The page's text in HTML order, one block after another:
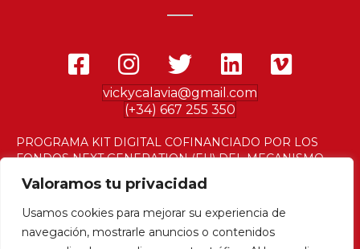
Valoramos tu privacidad
Usamos cookies para mejorar su experiencia de
navegación, mostrarle anuncios o contenidos
vickycalavia@gmail.com
(+34) 667 255 350
PROGRAMA KIT DIGITAL COFINANCIADO POR LOS
FONDOS NEXT GENERATION (EU) DEL MECANISMO
DE RECUPERACIÓN Y RESILENCIA
© 2023 Vicky Calavia | Aviso legal|Política de